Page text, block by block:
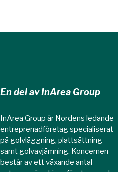
En del av InArea Group
InArea Group är Nordens ledande
entreprenadföretag specialiserat
på golvläggning, plattsättning
samt golvavjämning. Koncernen
består av ett växande antal